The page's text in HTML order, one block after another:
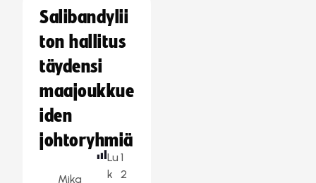
Salibandylii
ton hallitus
täydensi
maajoukkue
iden
johtoryhmiä
Mika
Lu
k
1
2